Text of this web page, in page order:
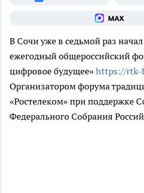
В Сочи уже в седьмой раз
ежегодный общероссийский
цифровое будущее» https://rtk-
Организатором форума
«Ростелеком» при поддержке
Федерального Собрания